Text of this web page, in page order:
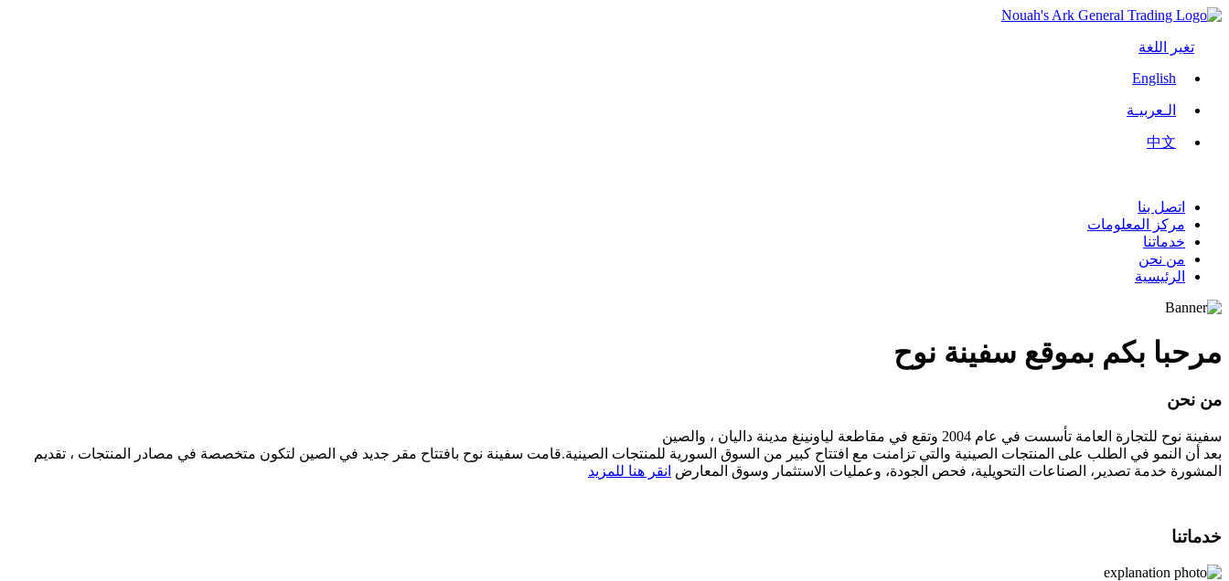
تغير اللغة
English
الـعربيـة
中文
اتصل بنا
مركز المعلومات
خدماتنا
من نحن
الرئيسية
مرحبا بكم بموقع سفينة نوح
من نحن
سفينة نوح للتجارة العامة تأسست في عام 2004 وتقع في مقاطعة لياونينغ مدينة داليان ، والصين
بعد أن النمو في الطلب على المنتجات الصينية والتي تزامنت مع افتتاح كبير من السوق السورية للمنتجات الصينية.قامت سفينة نوح بافتتاح مقر جديد في الصين لتكون متخصصة في مصادر المنتجات ، تقديم
المشورة خدمة تصدير، الصناعات التحويلية، فحص الجودة، وعمليات الاستثمار وسوق المعارض انقر هنا للمزيد
خدماتنا